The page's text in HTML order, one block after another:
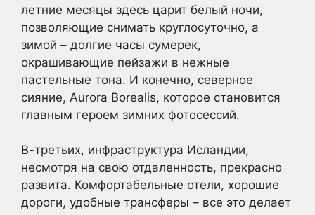
летние месяцы здесь царит белый ночи,
позволяющие снимать круглосуточно, а
зимой – долгие часы сумерек,
окрашивающие пейзажи в нежные
пастельные тона. И конечно, северное
сияние, Aurora Borealis, которое становится
главным героем зимних фотосессий.
В-третьих, инфраструктура Исландии,
несмотря на свою отдаленность, прекрасно
развита. Комфортабельные отели, хорошие
дороги, удобные трансферы – все это делает